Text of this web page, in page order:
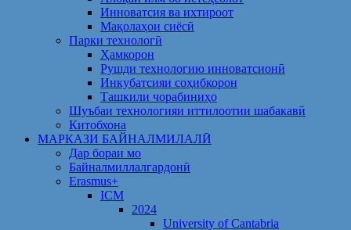
Инноватсия ва ихтироот
Мақолаҳои сиёсӣ
Парки технологӣ
Ҳамкорон
Рушди технологию инноватсионӣ
Инкубатсияи соҳибкорон
Ташкили чорабиниҳо
Шуъбаи технологияи иттилоотии шабакавӣ
Китобхона
МАРКАЗИ БАЙНАЛМИЛАЛӢ
Дар бораи мо
Байналмиллалгардонӣ
Erasmus+
ICM
2024
University of Cantabria